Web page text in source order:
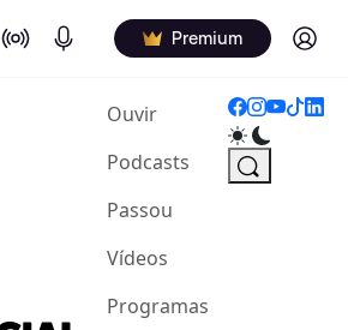
On Air Podcasts Premium Log in
Ouvir(current)
Podcasts
Passou
Vídeos
Programas